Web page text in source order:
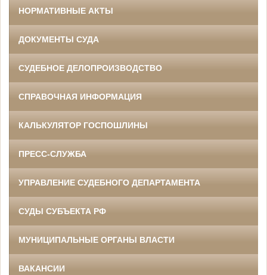
НОРМАТИВНЫЕ АКТЫ
ДОКУМЕНТЫ СУДА
СУДЕБНОЕ ДЕЛОПРОИЗВОДСТВО
СПРАВОЧНАЯ ИНФОРМАЦИЯ
КАЛЬКУЛЯТОР ГОСПОШЛИНЫ
ПРЕСС-СЛУЖБА
УПРАВЛЕНИЕ СУДЕБНОГО ДЕПАРТАМЕНТА
СУДЫ СУБЪЕКТА РФ
МУНИЦИПАЛЬНЫЕ ОРГАНЫ ВЛАСТИ
ВАКАНСИИ